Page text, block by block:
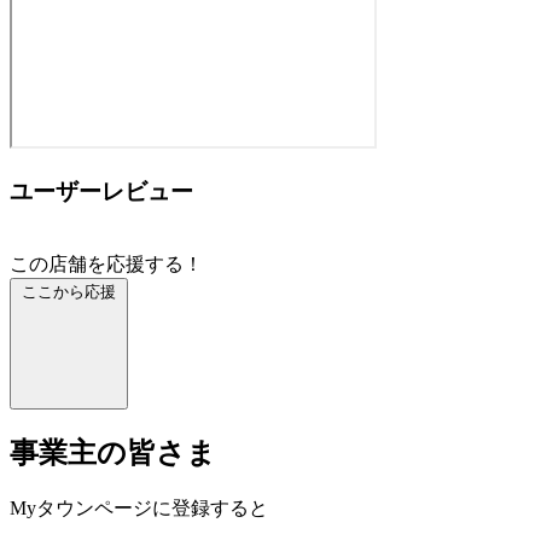
ユーザーレビュー
この店舗を応援する！
ここから応援
事業主の皆さま
Myタウンページに登録すると